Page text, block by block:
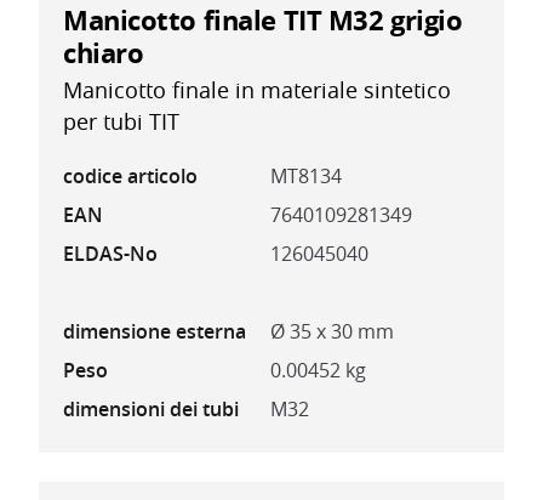
Manicotto finale TIT M32 grigio
chiaro
Manicotto finale in materiale sintetico
per tubi TIT
codice articolo
MT8134
EAN
7640109281349
ELDAS-No
126045040
dimensione esterna
Ø 35 x 30 mm
Peso
0.00452 kg
dimensioni dei tubi
M32